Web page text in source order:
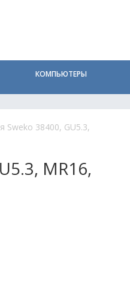
КОМПЬЮТЕРЫ
Sweko 38400, GU5.3,
MR16,